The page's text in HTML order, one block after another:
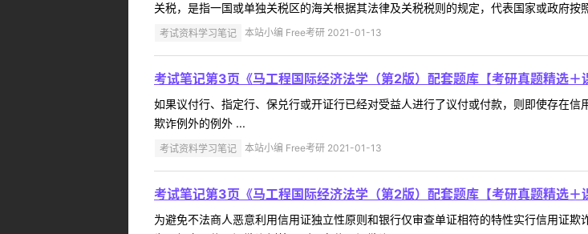
关税，是指一国或单独关税区的海关根据其法律及关税税则的规定，代表国家或政府
考试资料学习笔记 本站小编 Free考研 2021-01-13
考试笔记第3页《马工程国际经济法学（第2版）配套题库【考研真题精选＋
如果议付行、指定行、保兑行或开证行已经对受益人进行了议付或付款，则即使存在
欺诈例外的例外 ...
考试资料学习笔记 本站小编 Free考研 2021-01-13
考试笔记第3页《马工程国际经济法学（第2版）配套题库【考研真题精选＋
为避免不法商人恶意利用信用证独立性原则和银行仅审查单证相符的特性实行信用证